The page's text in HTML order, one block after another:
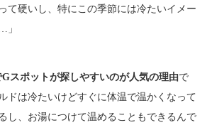
て硬いし、特にこの季節には冷たいイメー
」
スポットが探しやすいのが人気の理由で
ドは冷たいけどすぐに体温で温かくなって
し、お湯につけて温めることもできるんで